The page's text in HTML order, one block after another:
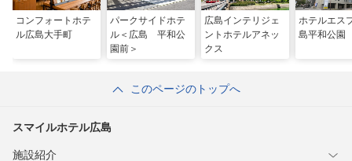
コンフォートホテ
ル広島大手町
パークサイドホテ
ル＜広島 平和公
園前＞
広島インテリジェ
ントホテルアネッ
クス
ホテルエス
島平和公園
このページのトップへ
スマイルホテル広島
施設紹介